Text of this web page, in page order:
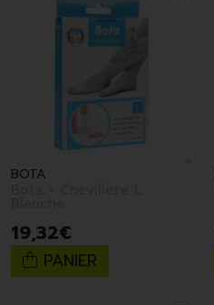
BOTA
19,32€
PANIER